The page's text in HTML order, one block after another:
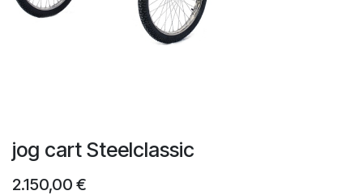
jog cart Steelclassic
2.150,00 €